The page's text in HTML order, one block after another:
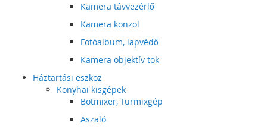
Kamera távvezérlő
Kamera konzol
Fotóalbum, lapvédő
Kamera objektív tok
Háztartási eszköz
Konyhai kisgépek
Botmixer, Turmixgép
Aszaló